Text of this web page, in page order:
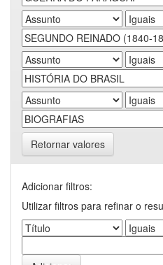
Retornar valores
Adicionar filtros:
Utilizar filtros para refinar o